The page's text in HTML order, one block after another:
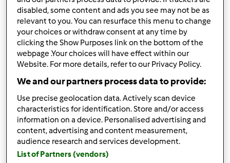
marmfig Membro desde : 24.02.2013
Dom, 2013-03-10 19:21
Como devo fazer para congelar pães de leite, qual a
melhor maneira para ficarem fofinhos? No final da massa
levedar (i.e.aumentar o dobro do volume)? Posso meter
diretamente no congelador já pincelados com ovo, ou
disabled, some content and ads you see may not be as
relevant to you. You can resurface this menu to change
your choices or withdraw consent at any time by
clicking the Show Purposes link on the bottom of the
webpage .Your choices will have effect within our
Website. For more details, refer to our Privacy Policy.
We and our partners process data to provide:
Use precise geolocation data. Actively scan device
characteristics for identification. Store and/or access
information on a device. Personalised advertising and
content, advertising and content measurement,
audience research and services development.
List of Partners (vendors)